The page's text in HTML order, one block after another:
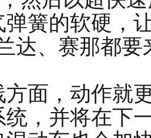
弹簧的软硬，
面，动作就
，并将在下